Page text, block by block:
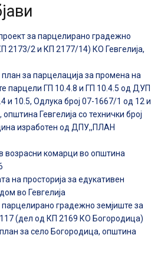
за парцелирано градежно
2173/2 и КП 2177/14) КО Гевгелија,
за парцелација за промена на
парцели ГП 10.4.8 и ГП 10.4.5 од ДУП
и 10.5, Одлука број 07-1667/1 од 12 и
Гевгелија со технички број
изработен од ДПУ,,ПЛАН
возрасни комарци во општина
на просторија за едукативен
во Гевгелија
парцелирано градежно земјиште за
(дел од КП 2169 КО Богородица)
за село Богородица, општина